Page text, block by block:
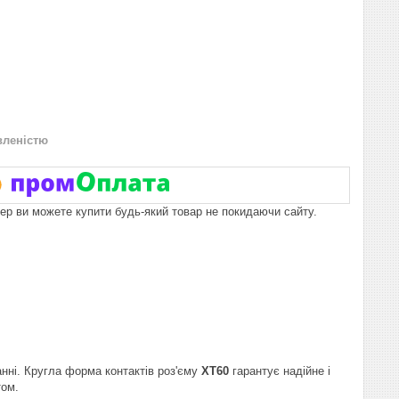
ви можете купити будь-який товар не покидаючи сайту.
Кругла форма контактів роз'єму XT60 гарантує надійне і